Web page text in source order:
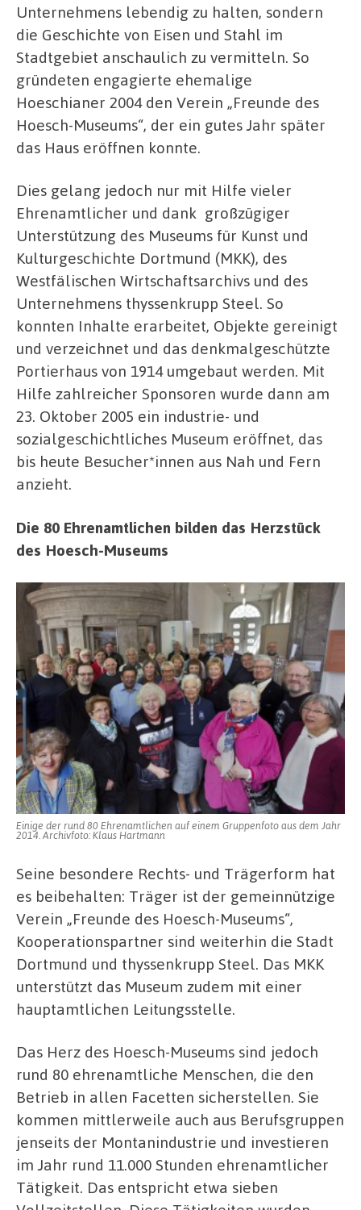
Unternehmens lebendig zu halten, sondern
die Geschichte von Eisen und Stahl im
Stadtgebiet anschaulich zu vermitteln. So
gründeten engagierte ehemalige
Hoeschianer 2004 den Verein „Freunde des
Hoesch-Museums“, der ein gutes Jahr später
das Haus eröffnen konnte.
Dies gelang jedoch nur mit Hilfe vieler
Ehrenamtlicher und dank großzügiger
Unterstützung des Museums für Kunst und
Kulturgeschichte Dortmund (MKK), des
Westfälischen Wirtschaftsarchivs und des
Unternehmens thyssenkrupp Steel. So
konnten Inhalte erarbeitet, Objekte gereinigt
und verzeichnet und das denkmalgeschützte
Portierhaus von 1914 umgebaut werden. Mit
Hilfe zahlreicher Sponsoren wurde dann am
23. Oktober 2005 ein industrie- und
sozialgeschichtliches Museum eröffnet, das
bis heute Besucher*innen aus Nah und Fern
anzieht.
Die 80 Ehrenamtlichen bilden das Herzstück
des Hoesch-Museums
Einige der rund 80 Ehrenamtlichen auf einem Gruppenfoto aus dem Jahr
2014. Archivfoto: Klaus Hartmann
Seine besondere Rechts- und Trägerform hat
es beibehalten: Träger ist der gemeinnützige
Verein „Freunde des Hoesch-Museums“,
Kooperationspartner sind weiterhin die Stadt
Dortmund und thyssenkrupp Steel. Das MKK
unterstützt das Museum zudem mit einer
hauptamtlichen Leitungsstelle.
Das Herz des Hoesch-Museums sind jedoch
rund 80 ehrenamtliche Menschen, die den
Betrieb in allen Facetten sicherstellen. Sie
kommen mittlerweile auch aus Berufsgruppen
jenseits der Montanindustrie und investieren
im Jahr rund 11.000 Stunden ehrenamtlicher
Tätigkeit. Das entspricht etwa sieben